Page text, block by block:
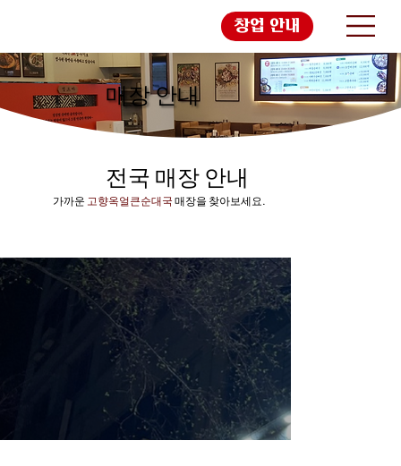
창업 안내
매장 안내
전국 매장 안내
가까운 고향옥얼큰순대국 매장을 찾아보세요.